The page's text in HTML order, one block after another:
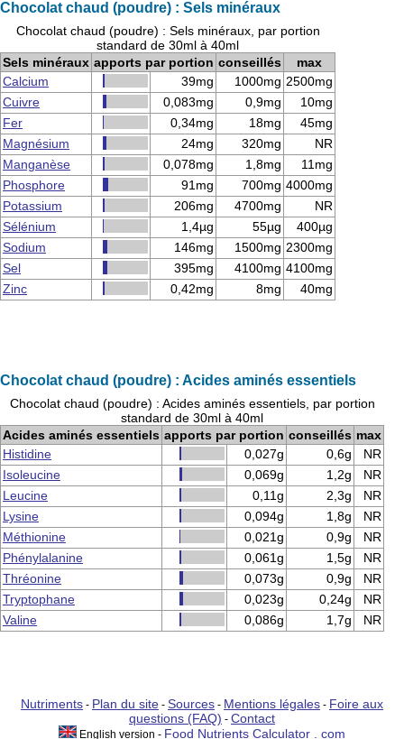
Chocolat chaud (poudre) : Sels minéraux
Chocolat chaud (poudre) : Sels minéraux, par portion
standard de 30ml à 40ml
Sels minéraux apports par portion conseillés
max
Calcium
39mg 1000mg 2500mg
Cuivre
0,083mg 0,9mg
10mg
Fer
0,34mg 18mg
45mg
Magnésium
24mg 320mg
NR
Manganèse
0,078mg 1,8mg
11mg
Phosphore
91mg 700mg 4000mg
Potassium
206mg 4700mg
NR
Sélénium
1,4µg 55µg
400µg
Sodium
146mg 1500mg 2300mg
Sel
395mg 4100mg 4100mg
Zinc
0,42mg 8mg 40mg
Chocolat chaud (poudre) : Acides aminés essentiels
Chocolat chaud (poudre) : Acides aminés essentiels, par portion
standard de 30ml à 40ml
Acides aminés essentiels apports par portion conseillés max
Histidine
0,027g 0,6g
NR
Isoleucine
0,069g 1,2g
NR
Leucine
0,11g 2,3g
NR
Lysine
0,094g 1,8g
NR
Méthionine
0,021g 0,9g
NR
Phénylalanine
0,061g 1,5g
NR
Thréonine
0,073g 0,9g
NR
Tryptophane
0,023g 0,24g
NR
Valine
0,086g 1,7g NR
Nutriments - Plan du site - Sources - Mentions légales - Foire aux
questions (FAQ) - Contact
English version - Food Nutrients Calculator . com